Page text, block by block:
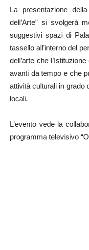
La presentazione
dell’Arte” si svolgerà
suggestivi spazi di
tassello all’interno del
dell’arte che
avanti da tempo e che
attività culturali in grado
locali.
L’evento vede la
programma televisivo